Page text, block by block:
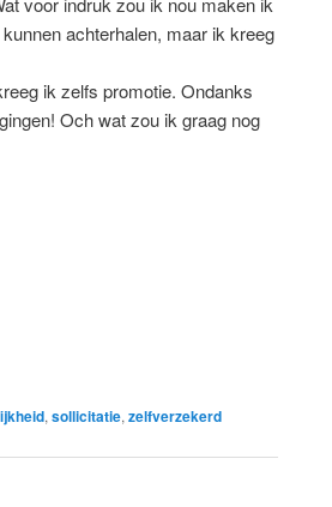
achterhalen, maar ik kreeg
ik zelfs promotie. Ondanks
Och wat zou ik graag nog
, sollicitatie, zelfverzekerd